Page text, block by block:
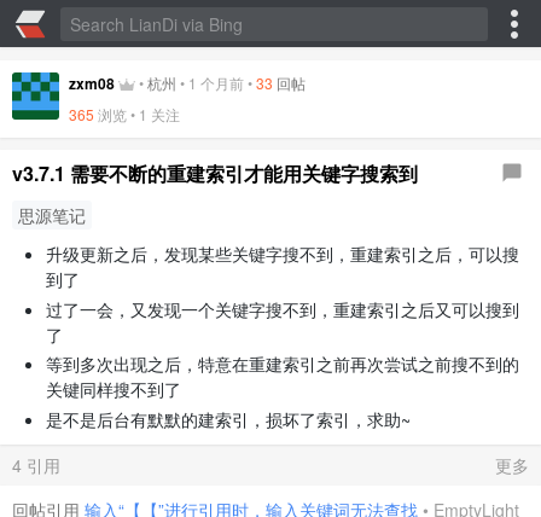
zxm08 •杭州 • 1 个月前•33 回帖
365 浏览 • 1 关注
v3.7.1 需要不断的重建索引才能用关键字搜索到
思源笔记
升级更新之后，发现某些关键字搜不到，重建索引之后，可以搜
到了
过了一会，又发现一个关键字搜不到，重建索引之后又可以搜到
了
等到多次出现之后，特意在重建索引之前再次尝试之前搜不到的
关键同样搜不到了
是不是后台有默默的建索引，损坏了索引，求助~
4 引用
更多
回帖引用 输入“【【”进行引用时，输入关键词无法查找 • EmptyLight